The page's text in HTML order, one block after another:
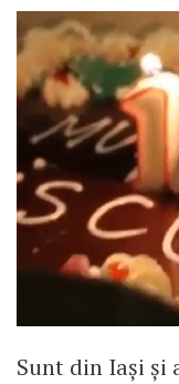
Sunt din Iaşi şi